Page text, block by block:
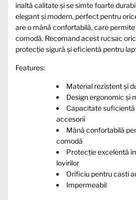
înaltă calitate și se simte foarte
elegant și modern, perfect pentru
are o mână confortabilă, care
comodă. Recomand acest rucsac
protecție sigură și eficientă pentru
Features:
Material rezistent și
Design ergonomic și
Capacitate
accesorii
Mână confortabilă
comodă
Protecție excelentă
lovirilor
Orificiu pentru casti
Impermeabil